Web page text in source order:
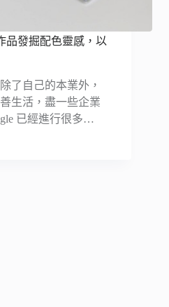
品發掘配色靈感，以
了自己的本業外，
生活，盡一些企業
已經進行很多…